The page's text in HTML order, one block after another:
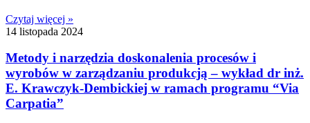
Czytaj więcej »
14 listopada 2024
Metody i narzędzia doskonalenia procesów i
wyrobów w zarządzaniu produkcją – wykład dr inż.
E. Krawczyk-Dembickiej w ramach programu “Via
Carpatia”